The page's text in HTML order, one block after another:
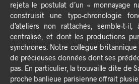
rejeta le postulat d’un « monnayage
construisit une typo-chronologie
d’ateliers non rattachés, semble-t-
centralisé, et dont les productions
synchrones. Notre collègue
de précieuses données dont ses
pas. En particulier, la trouvaille dite de
proche banlieue parisienne offrait